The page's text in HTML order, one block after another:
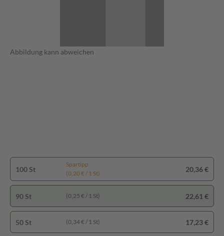
Abbildung kann abweichen
100 St
Spartipp
(0,20 € / 1 St)
20,36 €
90 St (0,25 € / 1 St) 22,61 €
50 St (0,34 € / 1 St) 17,23 €